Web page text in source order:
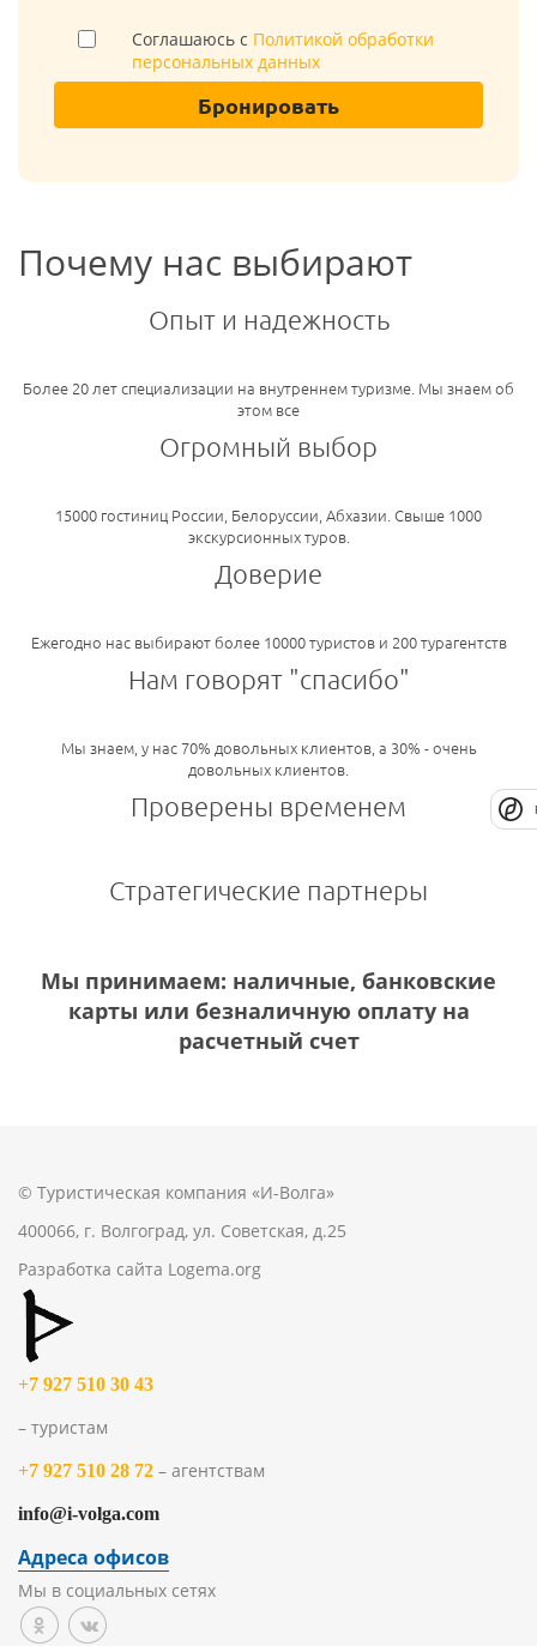
Соглашаюсь с Политикой обработки
персональных данных
Бронировать
Почему нас выбирают
Опыт и надежность
Более 20 лет специализации на внутреннем туризме. Мы знаем об
этом все
Огромный выбор
15000 гостиниц России, Белоруссии, Абхазии. Свыше 1000
экскурсионных туров.
Доверие
Ежегодно нас выбирают более 10000 туристов и 200 турагентств
Нам говорят "спасибо"
Мы знаем, у нас 70% довольных клиентов, а 30% - очень
довольных клиентов.
Проверены временем
Стратегические партнеры
Мы принимаем: наличные, банковские
карты или безналичную оплату на
расчетный счет
© Туристическая компания «И-Волга»
400066, г. Волгоград, ул. Советская, д.25
Разработка сайта Logema.org
+7 927 510 30 43
– туристам
+7 927 510 28 72 – агентствам
info@i-volga.com
Адреса офисов
Мы в социальных сетях